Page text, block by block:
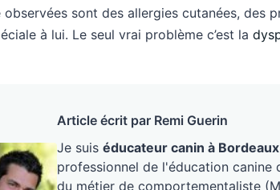
sont des allergies cutanées, des
à lui. Le seul vrai problème c’est la
Article écrit par Remi Guerin
Je suis éducateur canin à Bordeaux
professionnel de l'éducation
du métier de comportementaliste